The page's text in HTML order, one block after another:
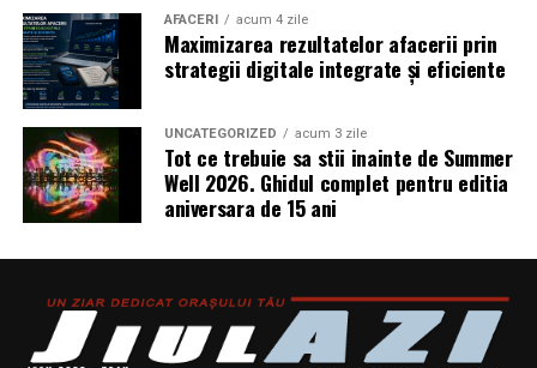
AFACERI acum 4 zile
Maximizarea rezultatelor afacerii prin
strategii digitale integrate și eficiente
UNCATEGORIZED acum 3 zile
Tot ce trebuie sa stii inainte de Summer
Well 2026. Ghidul complet pentru editia
aniversara de 15 ani